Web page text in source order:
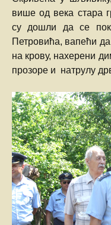
више од века стара
су дошли да се
Петровића, вапећи
на крову, нахерени
прозоре и натрулу